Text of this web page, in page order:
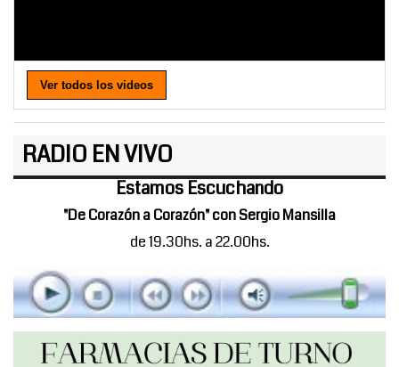
Ver todos los videos
RADIO EN VIVO
Estamos Escuchando
"De Corazón a Corazón" con Sergio Mansilla
de 19.30hs. a 22.00hs.